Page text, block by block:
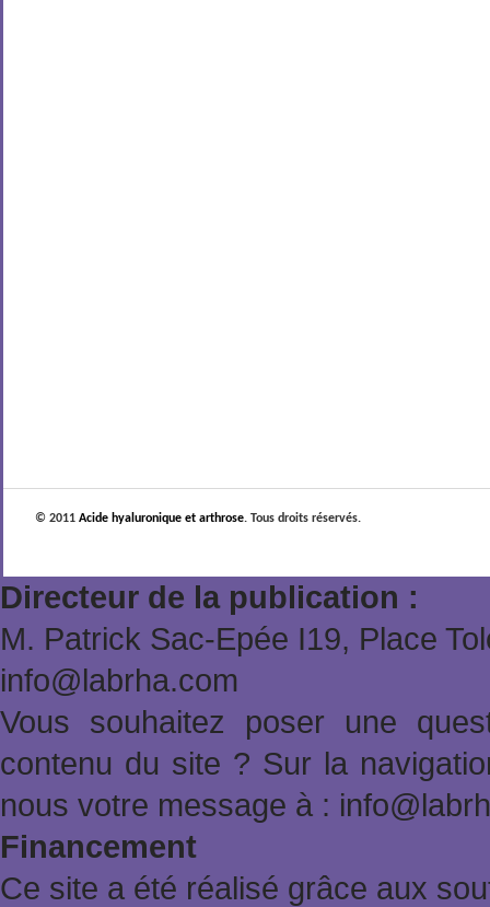
© 2011Acide hyaluronique et arthrose. Tous droits réservés.
Directeur de la publication :
M. Patrick Sac-Epée Ι19, Place
info@labrha.com
Vous souhaitez poser une
contenu du site ? Sur la
nous votre message à :
Financement
Ce site a été réalisé grâce aux